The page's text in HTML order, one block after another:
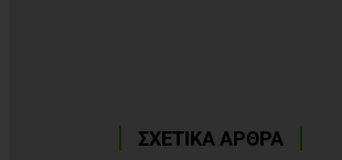
ΣΧΕΤΙΚΑ ΑΡΘΡΑ